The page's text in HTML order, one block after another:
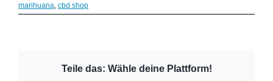
marihuana, cbd shop
Teile das: Wähle deine Plattform!